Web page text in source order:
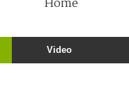
Home
Video